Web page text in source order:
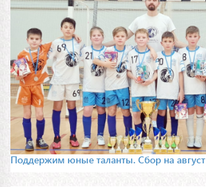
Поддержим юные таланты. Сбор на август